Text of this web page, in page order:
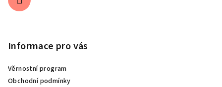
Informace pro vás
Věrnostní program
Obchodní podmínky